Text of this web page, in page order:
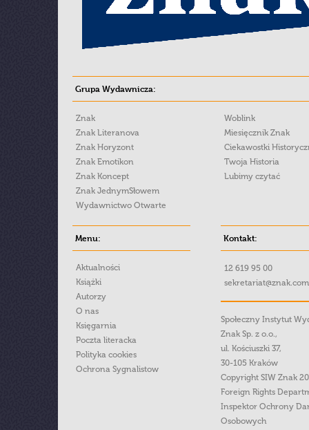
Grupa Wydawnicza:
Znak
Znak Literanova
Znak Horyzont
Znak Emotikon
Znak Koncept
Znak JednymSłowem
Wydawnictwo Otwarte
Woblink
Miesięcznik Znak
Ciekawostki
Twoja Historia
Lubimy czytać
Menu:
Aktualności
Książki
Autorzy
O nas
Księgarnia
Poczta literacka
Polityka cookies
Ochrona Sygnalistow
Kontakt:
12 619 95 00
Społeczny Instytut
Znak Sp. z o.o.,
ul. Kościuszki 37,
30-105 Kraków
Copyright SIW Znak
Foreign Rights
Inspektor Ochrony
Osobowych